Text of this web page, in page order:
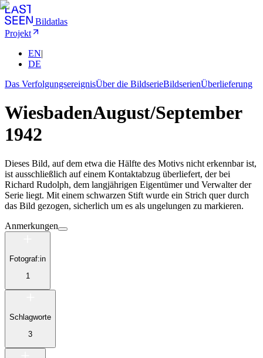
Bildatlas
Projekt
EN|
DE
Das VerfolgungsereignisÜber die BildserieBildserienÜberlieferung
WiesbadenAugust/September
1942
Dieses Bild, auf dem etwa die Hälfte des Motivs nicht erkennbar ist,
ist ausschließlich auf einem Kontaktabzug überliefert, der bei
Richard Rudolph, dem langjährigen Eigentümer und Verwalter der
Serie liegt. Mit einem schwarzen Stift wurde ein Strich quer durch
das Bild gezogen, sicherlich um es als ungelungen zu markieren.
Anmerkungen
Fotograf:in
1
Schlagworte
3